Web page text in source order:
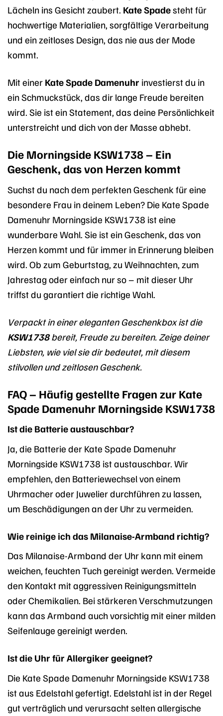
Lächeln ins Gesicht zaubert. Kate Spadesteht für
hochwertige Materialien, sorgfältige Verarbeitung
und ein zeitloses Design, das nie aus der Mode
kommt.
Mit einer Kate Spade Damenuhr investierst du in
ein Schmuckstück, das dir lange Freude bereiten
wird. Sie ist ein Statement, das deine Persönlichkeit
unterstreicht und dich von der Masse abhebt.
Die Morningside KSW1738 – Ein
Geschenk, das von Herzen kommt
Suchst du nach dem perfekten Geschenk für eine
besondere Frau in deinem Leben? Die Kate Spade
Damenuhr Morningside KSW1738 ist eine
wunderbare Wahl. Sie ist ein Geschenk, das von
Herzen kommt und für immer in Erinnerung bleiben
wird. Ob zum Geburtstag, zu Weihnachten, zum
Jahrestag oder einfach nur so – mit dieser Uhr
triffst du garantiert die richtige Wahl.
Verpackt in einer eleganten Geschenkbox ist die
KSW1738bereit, Freude zu bereiten. Zeige deiner
Liebsten, wie viel sie dir bedeutet, mit diesem
stilvollen und zeitlosen Geschenk.
FAQ – Häufig gestellte Fragen zur Kate
Spade Damenuhr Morningside KSW1738
Ist die Batterie austauschbar?
Ja, die Batterie der Kate Spade Damenuhr
Morningside KSW1738 ist austauschbar. Wir
empfehlen, den Batteriewechsel von einem
Uhrmacher oder Juwelier durchführen zu lassen,
um Beschädigungen an der Uhr zu vermeiden.
Wie reinige ich das Milanaise-Armband richtig?
Das Milanaise-Armband der Uhr kann mit einem
weichen, feuchten Tuch gereinigt werden. Vermeide
den Kontakt mit aggressiven Reinigungsmitteln
oder Chemikalien. Bei stärkeren Verschmutzungen
kann das Armband auch vorsichtig mit einer milden
Seifenlauge gereinigt werden.
Ist die Uhr für Allergiker geeignet?
Die Kate Spade Damenuhr Morningside KSW1738
ist aus Edelstahl gefertigt. Edelstahl ist in der Regel
gut verträglich und verursacht selten allergische